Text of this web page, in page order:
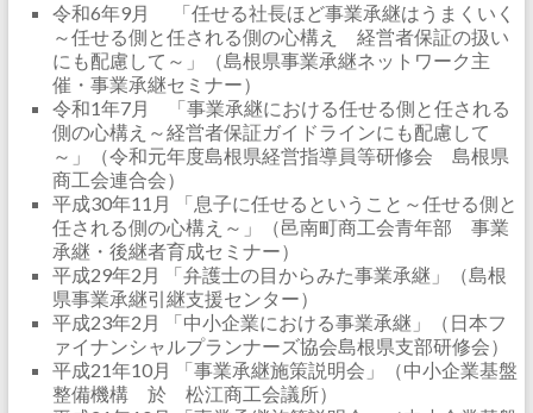
令和6年9月 「任せる社長ほど事業承継はうまくいく
～任せる側と任される側の心構え 経営者保証の扱い
にも配慮して～」（島根県事業承継ネットワーク主
催・事業承継セミナー）
令和1年7月 「事業承継における任せる側と任される
側の心構え～経営者保証ガイドラインにも配慮して
～」（令和元年度島根県経営指導員等研修会 島根県
商工会連合会）
平成30年11月 「息子に任せるということ～任せる側と
任される側の心構え～」（邑南町商工会青年部 事業
承継・後継者育成セミナー）
平成29年2月 「弁護士の目からみた事業承継」（島根
県事業承継引継支援センター）
平成23年2月 「中小企業における事業承継」（日本フ
ァイナンシャルプランナーズ協会島根県支部研修会）
平成21年10月 「事業承継施策説明会」（中小企業基盤
整備機構 於 松江商工会議所）